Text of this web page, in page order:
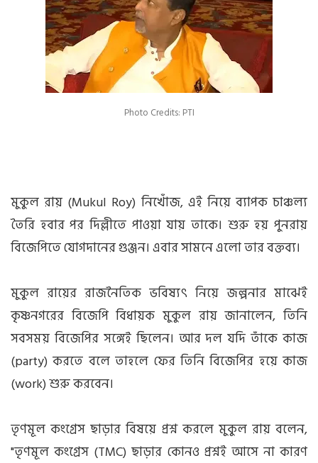
Photo Credits: PTI
মুকুল রায় (Mukul Roy) নিখোঁজ, এই নিয়ে ব্যাপক চাঞ্চল্য
তৈরি হবার পর দিল্লীতে পাওয়া যায় তাকে। শুরু হয় পুনরায়
বিজেপিতে যোগদানের গুঞ্জন। এবার সামনে এলো তার বক্তব্য।
মুকুল রায়ের রাজনৈতিক ভবিষ্যৎ নিয়ে জল্পনার মাঝেই
কৃষ্ণনগরের বিজেপি বিধায়ক মুকুল রায় জানালেন, তিনি
সবসময় বিজেপির সঙ্গেই ছিলেন। আর দল যদি তাঁকে কাজ
(party) করতে বলে তাহলে ফের তিনি বিজেপির হয়ে কাজ
(work) শুরু করবেন।
তৃণমূল কংগ্রেস ছাড়ার বিষয়ে প্রশ্ন করলে মুকুল রায় বলেন,
"তৃণমূল কংগ্রেস (TMC) ছাড়ার কোনও প্রশ্নই আসে না কারণ